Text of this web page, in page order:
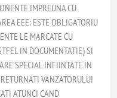
IMPREUNA CU
EEE: ESTE OBLIGATORIU
LE MARCATE CU
IN DOCUMENTATIE) SI
SPECIAL INFIINTATE IN
VANZATORULUI
ATUNCI CAND